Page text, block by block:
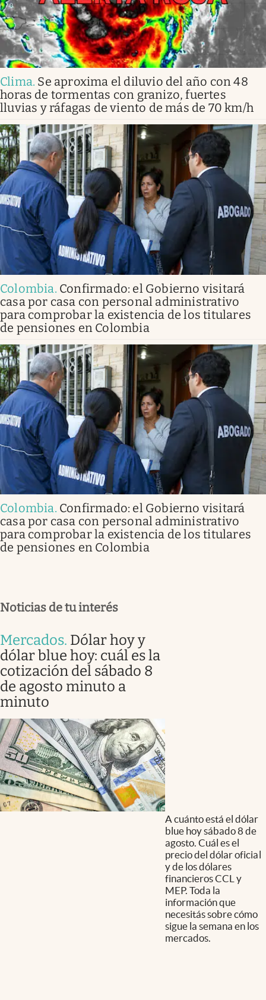
Clima. Se aproxima el diluvio del año con 48
horas de tormentas con granizo, fuertes
lluvias y ráfagas de viento de más de 70 km/h
Colombia. Confirmado: el Gobierno visitará
casa por casa con personal administrativo
para comprobar la existencia de los titulares
de pensiones en Colombia
Colombia. Confirmado: el Gobierno visitará
casa por casa con personal administrativo
para comprobar la existencia de los titulares
de pensiones en Colombia
Noticias de tu interés
Mercados. Dólar hoy y
dólar blue hoy: cuál es la
cotización del sábado 8
de agosto minuto a
minuto
A cuánto está el dólar
blue hoy sábado 8 de
agosto. Cuál es el
precio del dólar oficial
y de los dólares
financieros CCL y
MEP. Toda la
información que
necesitás sobre cómo
sigue la semana en los
mercados.